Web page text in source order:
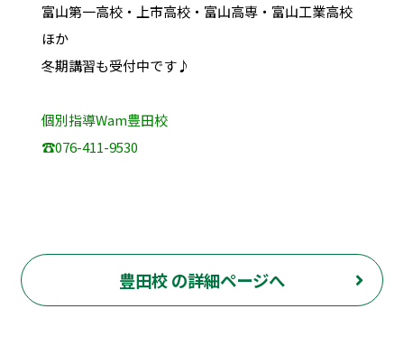
富山第一高校・上市高校・富山高専・富山工業高校
ほか
冬期講習も受付中です♪
個別指導Wam豊田校
☎076-411-9530
豊田校 の詳細ページへ